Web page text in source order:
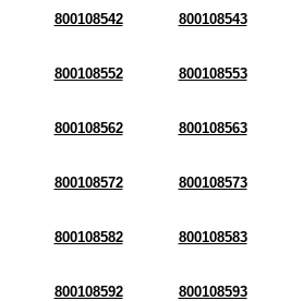
800108542 800108543
800108552 800108553
800108562 800108563
800108572 800108573
800108582 800108583
800108592 800108593